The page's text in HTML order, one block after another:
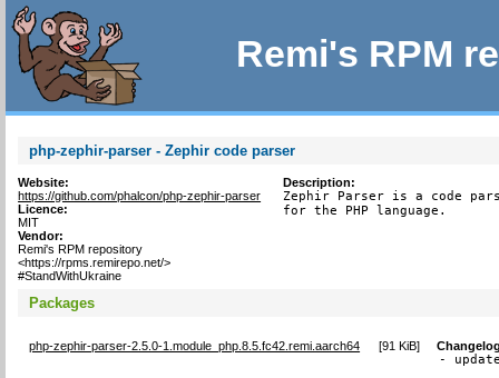
Remi's RPM
php-zephir-parser - Zephir code parser
Website:
https://github.com/phalcon/php-zephir-parser
Licence:
MIT
Vendor:
Remi's RPM repository
<https://rpms.remirepo.net/>
#StandWithUkraine
Description:
Zephir Parser is a code
for the PHP language.
Packages
php-zephir-parser-2.5.0-1.module_php.8.5.fc42.remi.aarch64 [91 KiB]
-